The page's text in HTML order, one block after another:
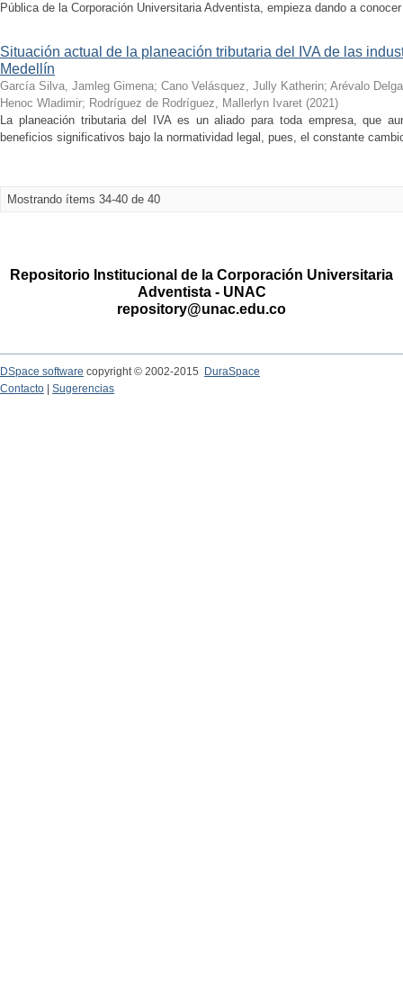
Pública de la Corporación Universitaria Adventista, empieza dando a
Situación actual de la planeación tributaria del IVA de las
Medellín
García Silva, Jamleg Gimena; Cano Velásquez, Jully Katherin; Arévalo
Henoc Wladimir; Rodríguez de Rodríguez, Mallerlyn Ivaret (2021)
La planeación tributaria del IVA es un aliado para toda empresa, que
beneficios significativos bajo la normatividad legal, pues, el constante
Mostrando ítems 34-40 de 40
Repositorio Institucional de la Corporación Universitaria
Adventista - UNAC
repository@unac.edu.co
DSpace software copyright © 2002-2015
DuraSpace
Contacto
Sugerencias